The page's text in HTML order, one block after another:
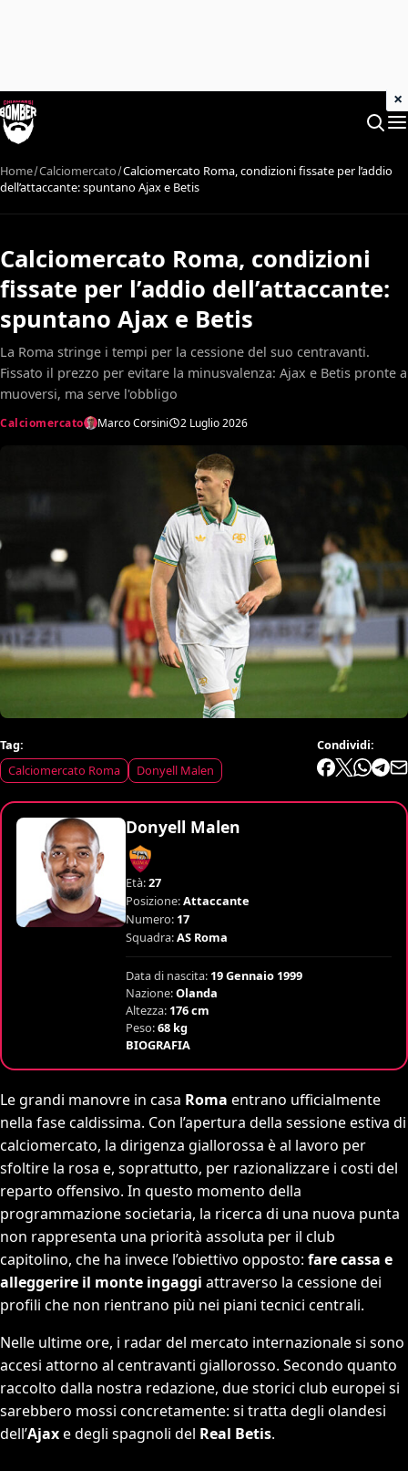
Home Calciomercato Calciomercato Roma, condizioni fissate per l’addio
dell’attaccante: spuntano Ajax e Betis
Calciomercato Roma, condizioni
fissate per l’addio dell’attaccante:
spuntano Ajax e Betis
La Roma stringe i tempi per la cessione del suo centravanti.
Fissato il prezzo per evitare la minusvalenza: Ajax e Betis pronte a
muoversi, ma serve l'obbligo
Calciomercato Marco Corsini 2 Luglio 2026
Tag:
Calciomercato Roma
Donyell Malen
Condividi:
Donyell Malen
Età:27
Posizione:Attaccante
Numero: 17
Squadra:AS Roma
Data di nascita: 19 Gennaio 1999
Nazione:Olanda
Altezza: 176 cm
Peso:68 kg
BIOGRAFIA
Le grandi manovre in casa Roma entrano ufficialmente
nella fase caldissima. Con l’apertura della sessione estiva di
calciomercato, la dirigenza giallorossa è al lavoro per
sfoltire la rosa e, soprattutto, per razionalizzare i costi del
reparto offensivo. In questo momento della
programmazione societaria, la ricerca di una nuova punta
non rappresenta una priorità assoluta per il club
capitolino, che ha invece l’obiettivo opposto: fare cassa e
alleggerire il monte ingaggi attraverso la cessione dei
profili che non rientrano più nei piani tecnici centrali.
Nelle ultime ore, i radar del mercato internazionale si sono
accesi attorno al centravanti giallorosso. Secondo quanto
raccolto dalla nostra redazione, due storici club europei si
sarebbero mossi concretamente: si tratta degli olandesi
dell’Ajaxe degli spagnoli del Real Betis.
×